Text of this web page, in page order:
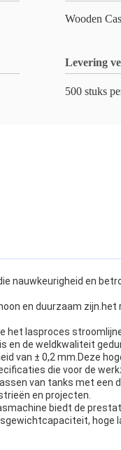
Wooden
Levering
500 stuks
nauwkeurigheid en
en duurzaam
lasproces
en de weldkwaliteit
van ± 0,2 mm.Deze
die voor de
van tanks met een
en projecten.
biedt de